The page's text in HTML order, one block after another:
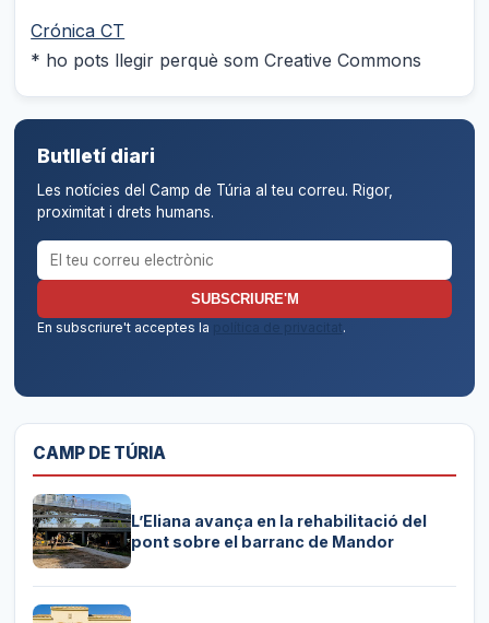
Crónica CT
* ho pots llegir perquè som Creative Commons
Butlletí diari
Les notícies del Camp de Túria al teu correu. Rigor,
proximitat i drets humans.
Correu electrònic per al butlletí
SUBSCRIURE'M
En subscriure't acceptes la
política de privacitat.
CAMP DE TÚRIA
L’Eliana avança en la rehabilitació del
pont sobre el barranc de Mandor